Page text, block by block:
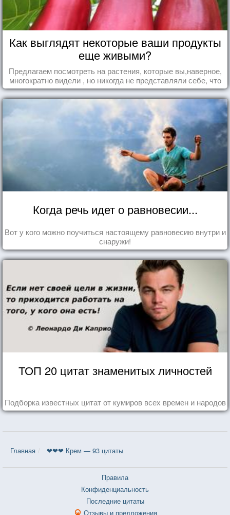
Как выглядят некоторые ваши продукты
еще живыми?
Предлагаем посмотреть на растения, которые вы,наверное,
многократно видели , но никогда не представляли себе, что
употребляете их в пищу.
Когда речь идет о равновесии...
Вот у кого можно поучиться настоящему равновесию внутри и
снаружи!
ТОП 20 цитат знаменитых личностей
Подборка известных цитат от кумиров всех времен и народов
Главная ❤❤❤ Крем — 93 цитаты
Правила
Конфиденциальность
Последние цитаты
Отзывы и предложения